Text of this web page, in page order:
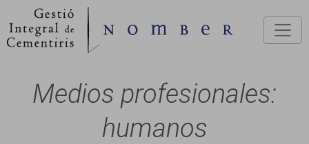
Medios profesionales:
humanos